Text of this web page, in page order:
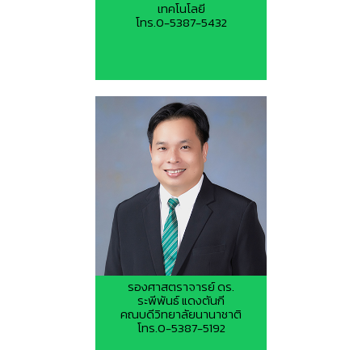
เทคโนโลยี
โทร.0-5387-5432
รองศาสตราจารย์ ดร.
ระพีพันธ์ แดงตันกี
คณบดีวิทยาลัยนานาชาติ
โทร.0-5387-5192